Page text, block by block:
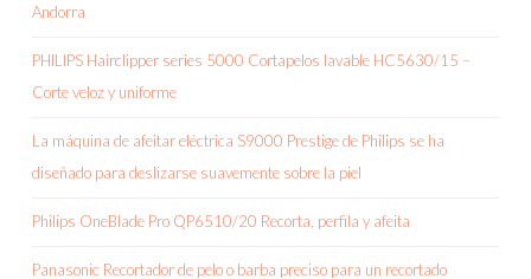
Andorra
PHILIPS Hairclipper series 5000 Cortapelos lavable HC5630/15 –
Corte veloz y uniforme
La máquina de afeitar eléctrica S9000 Prestige de Philips se ha
diseñado para deslizarse suavemente sobre la piel
Philips OneBlade Pro QP6510/20 Recorta, perfila y afeita
Panasonic Recortador de pelo o barba preciso para un recortado